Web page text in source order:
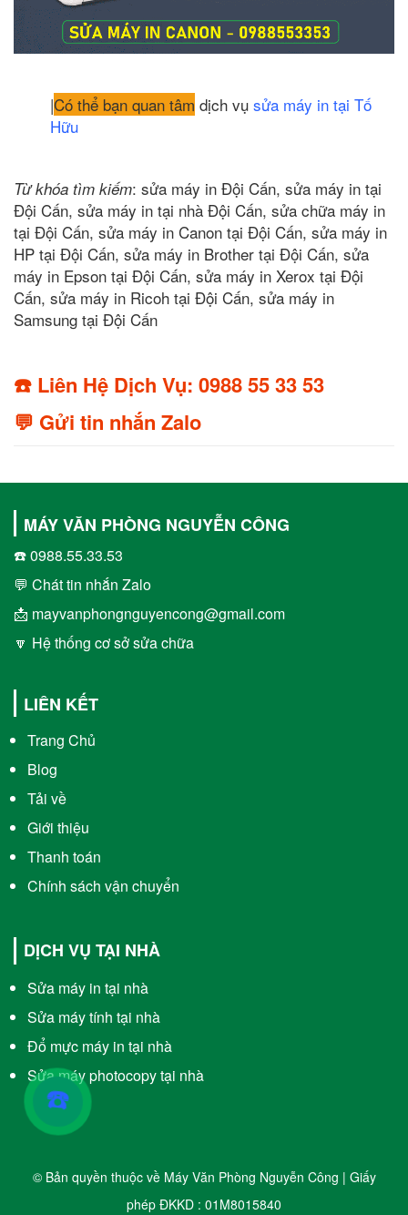
|Có thể bạn quan tâm dịch vụ sửa máy in tại Tố
Hữu
Từ khóa tìm kiếm: sửa máy in Đội Cấn, sửa máy in tại
Đội Cấn, sửa máy in tại nhà Đội Cấn, sửa chữa máy in
tại Đội Cấn, sửa máy in Canon tại Đội Cấn, sửa máy in
HP tại Đội Cấn, sửa máy in Brother tại Đội Cấn, sửa
máy in Epson tại Đội Cấn, sửa máy in Xerox tại Đội
Cấn, sửa máy in Ricoh tại Đội Cấn, sửa máy in
Samsung tại Đội Cấn
☎️ Liên Hệ Dịch Vụ: 0988 55 33 53
💬 Gửi tin nhắn Zalo
MÁY VĂN PHÒNG NGUYỄN CÔNG
☎️ 0988.55.33.53
💬 Chát tin nhắn Zalo
📩 mayvanphongnguyencong@gmail.com
🔽 Hệ thống cơ sở sửa chữa
LIÊN KẾT
Trang Chủ
Blog
Tải về
Giới thiệu
Thanh toán
Chính sách vận chuyển
DỊCH VỤ TẠI NHÀ
Sửa máy in tại nhà
Sửa máy tính tại nhà
Đổ mực máy in tại nhà
Sửa máy photocopy tại nhà
© Bản quyền thuộc về Máy Văn Phòng Nguyễn Công | Giấy
phép ĐKKD : 01M8015840
☎️